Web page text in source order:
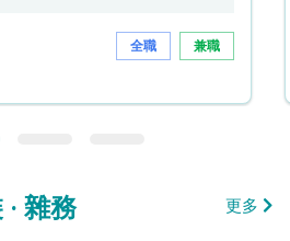
全職 兼職
· 雜務 更多